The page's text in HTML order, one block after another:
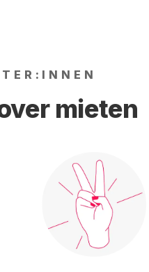
mieten